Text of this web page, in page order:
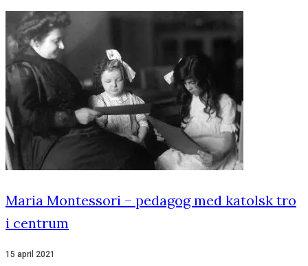
Maria Montessori – pedagog med katolsk tro
i centrum
15 april 2021